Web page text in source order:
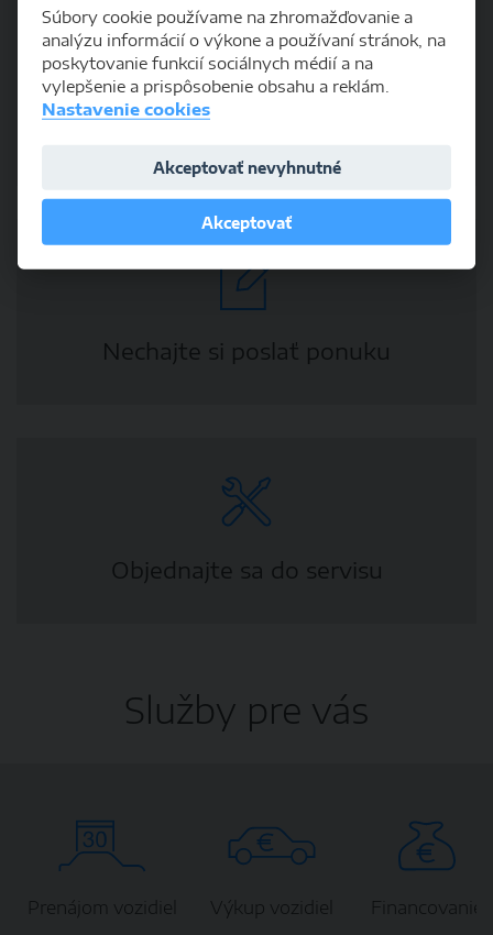
Nechajte si poslať ponuku
Objednajte sa do servisu
Služby pre vás
Prenájom vozidiel Výkup vozidiel Financovanie
Súbory cookie používame na zhromažďovanie a
analýzu informácií o výkone a používaní stránok, na
poskytovanie funkcií sociálnych médií a na
vylepšenie a prispôsobenie obsahu a reklám.
Nastavenie cookies
Akceptovať nevyhnutné
Akceptovať